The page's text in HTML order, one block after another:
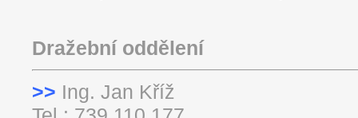
Dražební oddělení
>> Ing. Jan